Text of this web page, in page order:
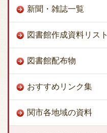
新聞・雑誌一覧
図書館作成資料リスト
図書館配布物
おすすめリンク集
関市各地域の資料